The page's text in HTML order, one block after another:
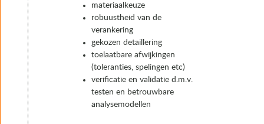
materiaalkeuze
robuustheid van de
verankering
gekozen detaillering
toelaatbare afwijkingen
(toleranties, spelingen etc)
verificatie en validatie d.m.v.
testen en betrouwbare
analysemodellen